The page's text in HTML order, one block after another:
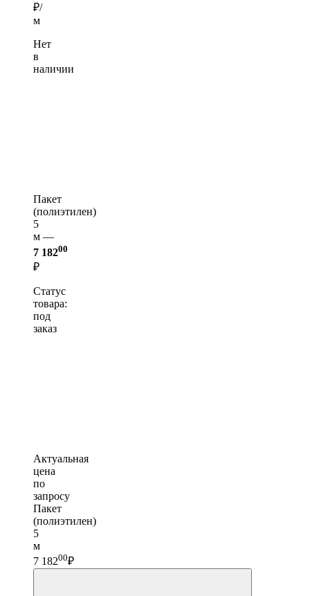
₽/
м
Нет
в
наличии
Пакет
(полиэтилен)
5
м —
7 18200
₽
Статус
товара:
под
заказ
Актуальная
цена
по
запросу
Пакет
(полиэтилен)
5
м
7 18200₽